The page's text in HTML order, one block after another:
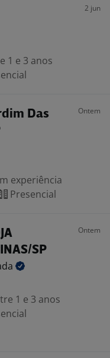
2 jun
1 e 3 anos
Das
Ontem
experiência
Presencial
SP
Ontem
1 e 3 anos